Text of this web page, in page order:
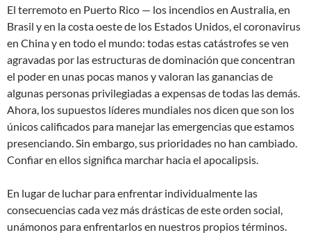
El terremoto en Puerto Rico — los incendios en Australia, en
Brasil y en la costa oeste de los Estados Unidos, el coronavirus
en China y en todo el mundo: todas estas catástrofes se ven
agravadas por las estructuras de dominación que concentran
el poder en unas pocas manos y valoran las ganancias de
algunas personas privilegiadas a expensas de todas las demás.
Ahora, los supuestos líderes mundiales nos dicen que son los
únicos calificados para manejar las emergencias que estamos
presenciando. Sin embargo, sus prioridades no han cambiado.
Confiar en ellos significa marchar hacia el apocalipsis.
En lugar de luchar para enfrentar individualmente las
consecuencias cada vez más drásticas de este orden social,
unámonos para enfrentarlos en nuestros propios términos.